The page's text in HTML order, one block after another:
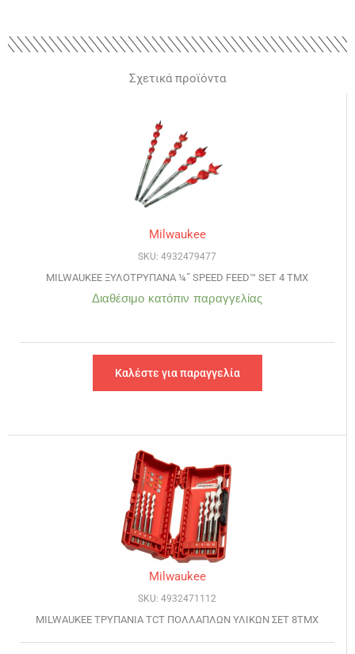
Σχετικά προϊόντα
Milwaukee
SKU: 4932479477
MILWAUKEE ΞΥΛΟΤΡΥΠΑΝΑ ¼˝ SPEED FEED™ SET 4 ΤΜΧ
Διαθέσιμο κατόπιν παραγγελίας
Καλέστε για παραγγελία
Milwaukee
SKU: 4932471112
MILWAUKEE ΤΡΥΠΑΝΙΑ TCT ΠΟΛΛΑΠΛΩΝ ΥΛΙΚΩΝ ΣΕΤ 8ΤΜΧ